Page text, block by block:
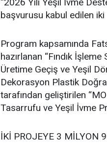
başvurusu kabul edilen
Program kapsamında
hazırlanan “Fındık
Üretime Geçiş ve Yeşil
Dekorasyon Plastik
tarafından geliştirilen
Tasarrufu ve Yeşil İvme
İKİ PROJEYE 3 MİLYON